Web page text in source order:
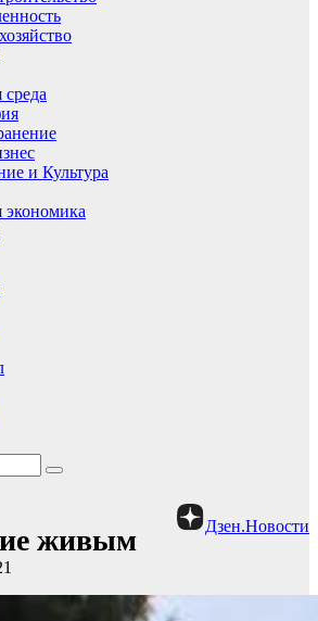
среда
и Культура
Дзен.Новости
живым